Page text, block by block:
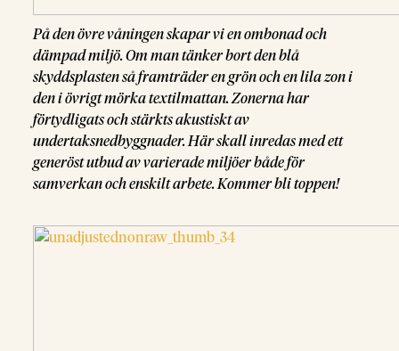
På den övre våningen skapar vi en ombonad och
dämpad miljö. Om man tänker bort den blå
skyddsplasten så framträder en grön och en lila zon i
den i övrigt mörka textilmattan. Zonerna har
förtydligats och stärkts akustiskt av
undertaksnedbyggnader. Här skall inredas med ett
generöst utbud av varierade miljöer både för
samverkan och enskilt arbete. Kommer bli toppen!